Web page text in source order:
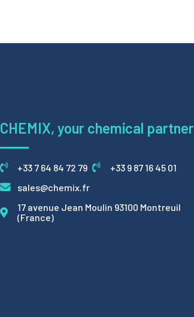
CHEMIX, your chemical partner
+33 7 64 84 72 79
+33 9 87 16 45 01
sales@chemix.fr
17 avenue Jean Moulin 93100 Montreuil
(France)